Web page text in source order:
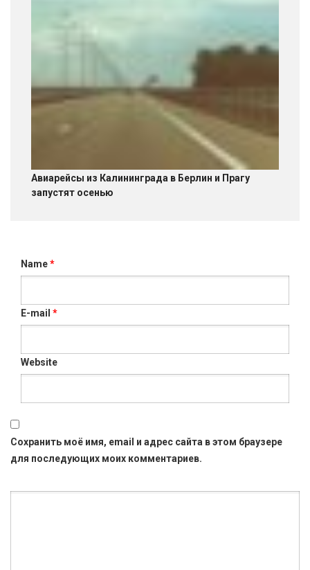
Авиарейсы из Калининграда в Берлин и Прагу
запустят осенью
Name*
E-mail *
Website
Сохранить моё имя, email и адрес сайта в этом браузере
для последующих моих комментариев.